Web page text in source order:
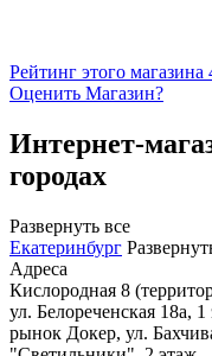
Рейтинг этого магазина
Оценить Магазин?
Интернет-
городах
Развернуть все
Екатеринбург
Адреса
Кислородная 8
ул. Белореченская
рынок Докер, ул.